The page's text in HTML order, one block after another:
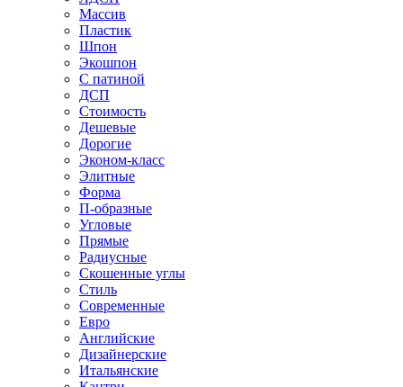
Массив
Пластик
Шпон
Экошпон
С патиной
ДСП
Стоимость
Дешевые
Дорогие
Эконом-класс
Элитные
Форма
П-образные
Угловые
Прямые
Радиусные
Скошенные углы
Стиль
Современные
Евро
Английские
Дизайнерские
Итальянские